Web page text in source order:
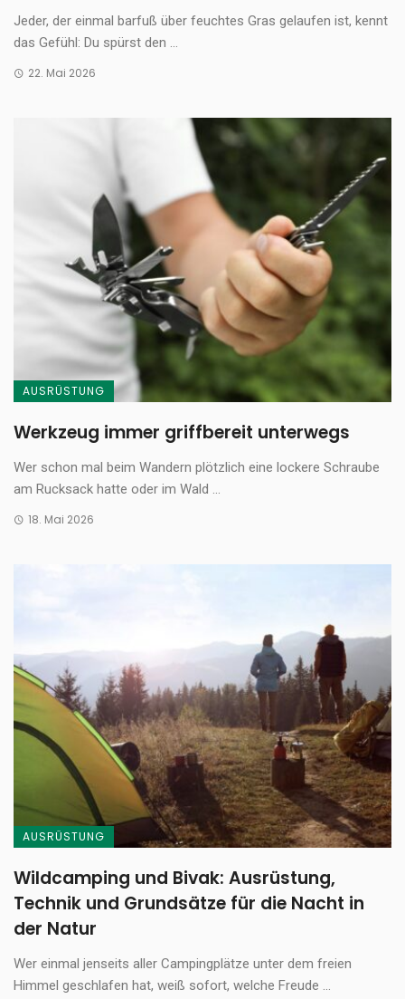
Jeder, der einmal barfuß über feuchtes Gras gelaufen ist, kennt
das Gefühl: Du spürst den ...
22. Mai 2026
AUSRÜSTUNG
Werkzeug immer griffbereit unterwegs
Wer schon mal beim Wandern plötzlich eine lockere Schraube
am Rucksack hatte oder im Wald ...
18. Mai 2026
AUSRÜSTUNG
Wildcamping und Bivak: Ausrüstung,
Technik und Grundsätze für die Nacht in
der Natur
Wer einmal jenseits aller Campingplätze unter dem freien
Himmel geschlafen hat, weiß sofort, welche Freude ...